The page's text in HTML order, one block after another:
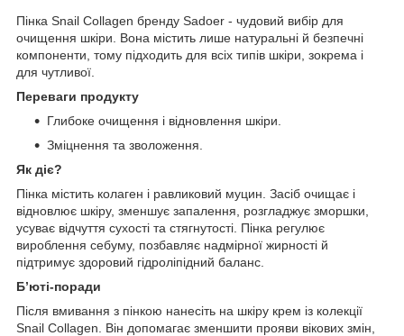
Пінка Snail Collagen бренду Sadoer - чудовий вибір для
очищення шкіри. Вона містить лише натуральні й безпечні
компоненти, тому підходить для всіх типів шкіри, зокрема і
для чутливої.
Переваги продукту
Глибоке очищення і відновлення шкіри.
Зміцнення та зволоження.
Як діє?
Пінка містить колаген і равликовий муцин. Засіб очищає і
відновлює шкіру, зменшує запалення, розгладжує зморшки,
усуває відчуття сухості та стягнутості. Пінка регулює
вироблення себуму, позбавляє надмірної жирності й
підтримує здоровий гідроліпідний баланс.
Б’юті-поради
Після вмивання з пінкою нанесіть на шкіру крем із колекції
Snail Collagen. Він допомагає зменшити прояви вікових змін,